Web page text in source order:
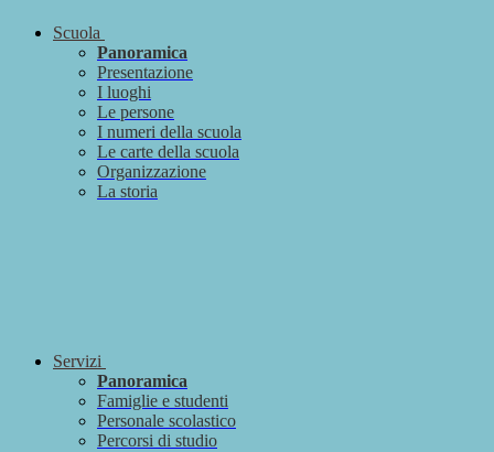
Scuola
Panoramica
Presentazione
I luoghi
Le persone
I numeri della scuola
Le carte della scuola
Organizzazione
La storia
Servizi
Panoramica
Famiglie e studenti
Personale scolastico
Percorsi di studio